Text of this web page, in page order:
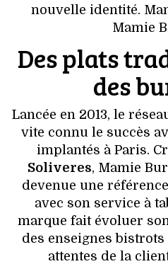
nouvelle identité.
Mamie
Des plats
des
Lancée en 2013, le
vite connu le succès
implantés à Paris.
Soliveres, Mamie
devenue une
avec son service à
marque fait évoluer
des enseignes
attentes de la